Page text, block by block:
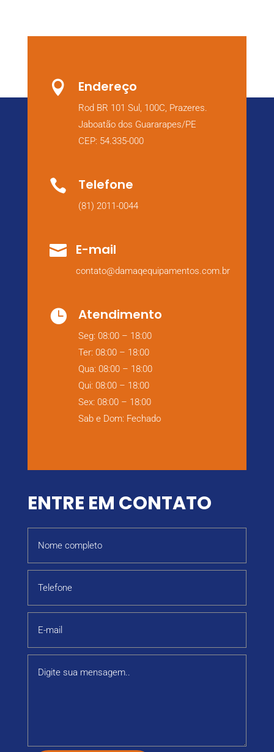
 Endereço
Rod BR 101 Sul, 100C, Prazeres.
Jaboatão dos Guararapes/PE
CEP: 54.335-000
 Telefone
(81) 2011-0044
 E-mail
contato@damaqequipamentos.com.br
 Atendimento
Seg: 08:00 – 18:00
Ter: 08:00 – 18:00
Qua: 08:00 – 18:00
Qui: 08:00 – 18:00
Sex: 08:00 – 18:00
Sab e Dom: Fechado
ENTRE EM CONTATO